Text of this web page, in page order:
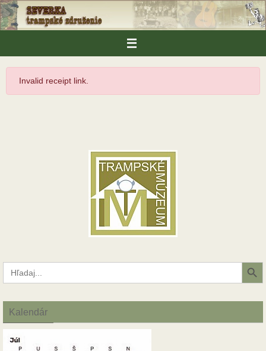
Skip
to
content
Invalid receipt link.
Search
for:
Search Button
Kalendár